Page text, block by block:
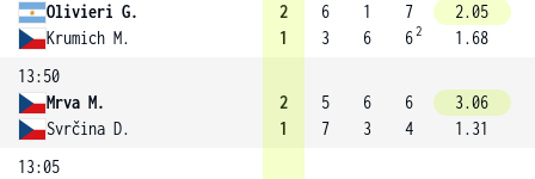
Olivieri G.
Krumich M.
2
1
6
3
1
6
7
62
2.05
1.68
13:50
Mrva M.
Svrčina D.
2
1
5
7
6
3
6
4
3.06
1.31
13:05